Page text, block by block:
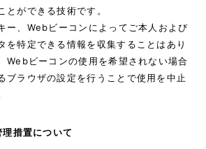
とができる技術です。
ー、Webビーコンによってご本人および
を特定できる情報を収集することはあり
Webビーコンの使用を希望されない場合
ブラウザの設定を行うことで使用を中止
措置について